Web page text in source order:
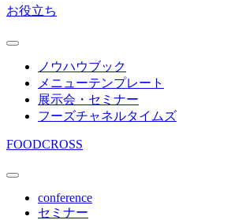
お役立ち
ノウハウブック
メニューテンプレート
展示会・セミナー
フーズチャネルタイムズ
FOODCROSS
conference
セミナー